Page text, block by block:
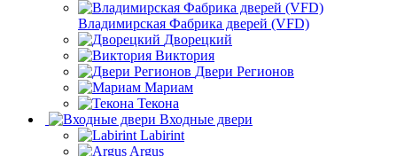
Владимирская Фабрика дверей (VFD)
Дворецкий
Виктория
Двери Регионов
Мариам
Текона
Входные двери
Labirint
Argus